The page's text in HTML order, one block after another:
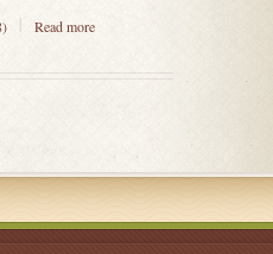
Read more